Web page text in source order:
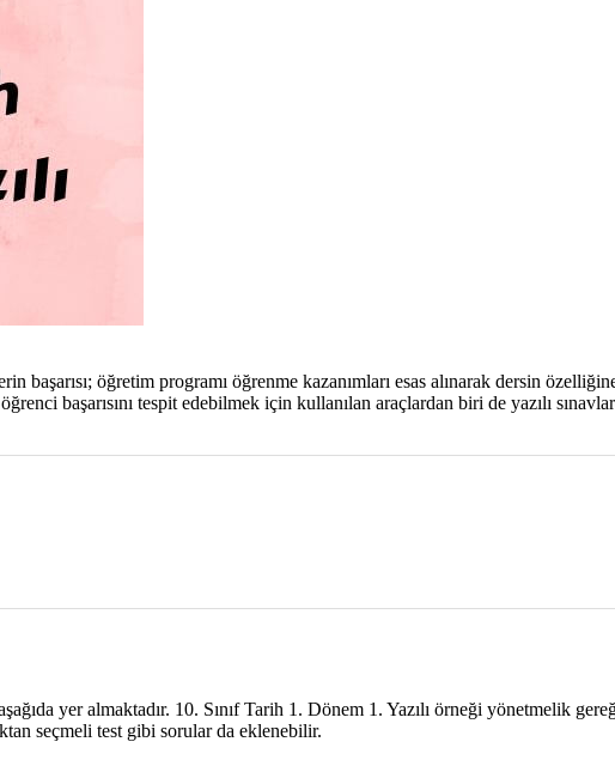
öğretim programı öğrenme kazanımları esas alınarak dersin
başarısını tespit edebilmek için kullanılan araçlardan biri de yazılı
yer almaktadır. 10. Sınıf Tarih 1. Dönem 1. Yazılı örneği yönetmelik
seçmeli test gibi sorular da eklenebilir.